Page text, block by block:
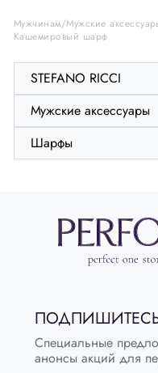
Мужчинам Мужские
Кашемировый шарф
STEFANO RICCI
Мужские аксессуары
Шарфы
Специальные
анонсы акций для